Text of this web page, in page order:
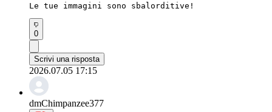
Le tue immagini sono sbalorditive!
0
Scrivi una risposta
2026.07.05 17:15
dmChimpanzee377